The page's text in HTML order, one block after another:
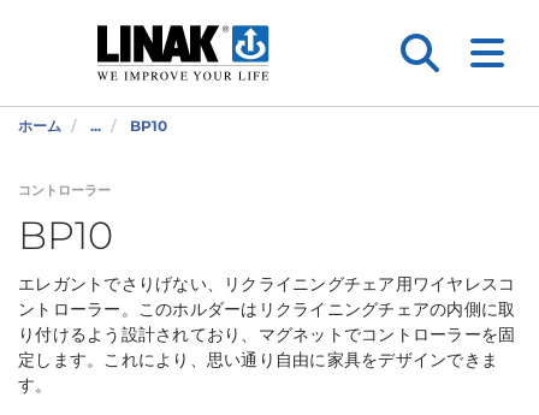
ホーム ... BP10
コントローラー
BP10
エレガントでさりげない、リクライニングチェア用ワイヤレスコ
ントローラー。このホルダーはリクライニングチェアの内側に取
り付けるよう設計されており、マグネットでコントローラーを固
定します。これにより、思い通り自由に家具をデザインできま
す。